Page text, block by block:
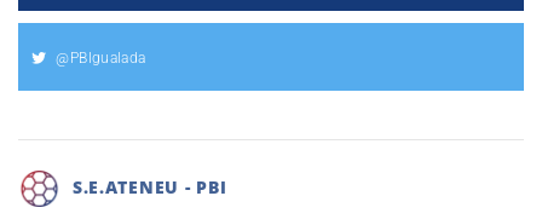
@PBIgualada
S.E.ATENEU - PBI